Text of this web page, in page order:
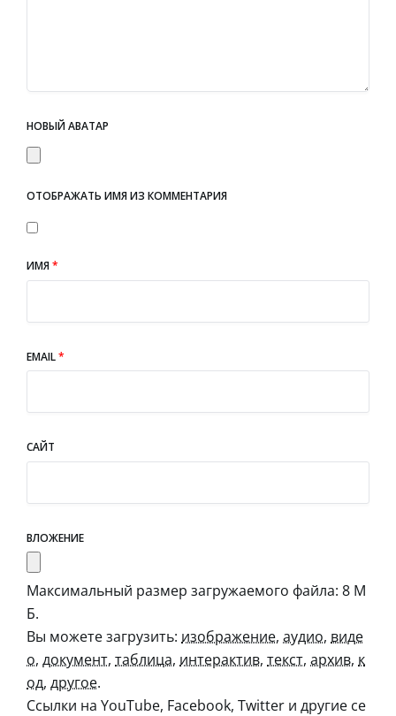
НОВЫЙ АВАТАР
ОТОБРАЖАТЬ ИМЯ ИЗ КОММЕНТАРИЯ
ИМЯ*
EMAIL*
САЙТ
ВЛОЖЕНИЕ
Максимальный размер загружаемого файла: 8 М
Б.
Вы можете загрузить: изображение, аудио, виде
о, документ, таблица, интерактив, текст, архив, к
од, другое.
Ссылки на YouTube, Facebook, Twitter и другие се